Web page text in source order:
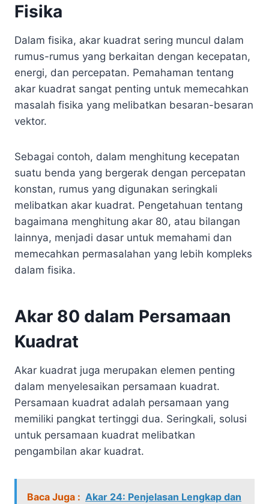
Fisika
Dalam fisika, akar kuadrat sering muncul dalam
rumus-rumus yang berkaitan dengan kecepatan,
energi, dan percepatan. Pemahaman tentang
akar kuadrat sangat penting untuk memecahkan
masalah fisika yang melibatkan besaran-besaran
vektor.
Sebagai contoh, dalam menghitung kecepatan
suatu benda yang bergerak dengan percepatan
konstan, rumus yang digunakan seringkali
melibatkan akar kuadrat. Pengetahuan tentang
bagaimana menghitung akar 80, atau bilangan
lainnya, menjadi dasar untuk memahami dan
memecahkan permasalahan yang lebih kompleks
dalam fisika.
Akar 80 dalam Persamaan
Kuadrat
Akar kuadrat juga merupakan elemen penting
dalam menyelesaikan persamaan kuadrat.
Persamaan kuadrat adalah persamaan yang
memiliki pangkat tertinggi dua. Seringkali, solusi
untuk persamaan kuadrat melibatkan
pengambilan akar kuadrat.
Baca Juga : Akar 24: Penjelasan Lengkap dan